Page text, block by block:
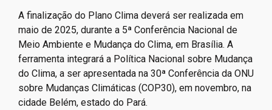
A finalização do Plano Clima deverá ser realizada em
maio de 2025, durante a 5ª Conferência Nacional de
Meio Ambiente e Mudança do Clima, em Brasília. A
ferramenta integrará a Política Nacional sobre Mudança
do Clima, a ser apresentada na 30ª Conferência da ONU
sobre Mudanças Climáticas (COP30), em novembro, na
cidade Belém, estado do Pará.